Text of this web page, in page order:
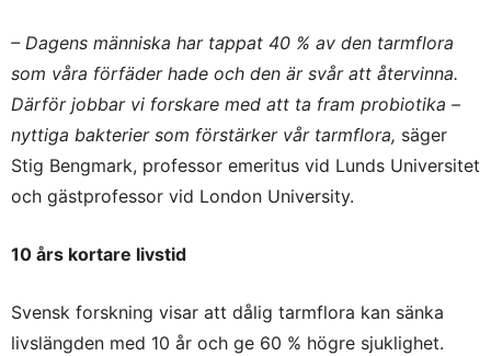
– Dagens människa har tappat 40 % av den tarmflora
som våra förfäder hade och den är svår att återvinna.
Därför jobbar vi forskare med att ta fram probiotika –
nyttiga bakterier som förstärker vår tarmflora, säger
Stig Bengmark, professor emeritus vid Lunds Universitet
och gästprofessor vid London University.
10 års kortare livstid
Svensk forskning visar att dålig tarmflora kan sänka
livslängden med 10 år och ge 60 % högre sjuklighet.